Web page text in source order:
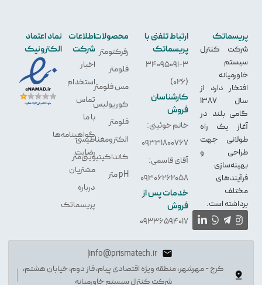
پریسماتک
شرکت کنترل
سیستم
خاورمیانه
افتخار دارد از
سال 1387
گامی بلند در
آغاز یک راه
طولانی جهت
طراحی و
بهینه‌سازی
فرآیندهای
مختلف
برداشته است.
ارتباط تلفنی با
پریسماتک
34095091-3
(026)
کارشناسان
فروش
خانم خوئینی:
09331800767
آقای قاسمی:
09306262058
خدمات پس از
فروش
09336594017
محصولات
رفرکتومتر
فلومتر
مس فلومتر
کوریولیس
فلومتر
الکترو‌مغناطیسی
کانداکیتیویتی‌متر
pH متر
اطلاعات
شرکت
اخبار
استخدام
تماس
با ما
گواهینامه‌ها
رضایت
مشتریان
درباره
پریسماتک
نماد اعتماد
الکترونیک
info@prismatech.ir
کرج - مهرشهر، منطقه ویژه اقتصادی پیام، فاز دوم، خیابان هشتم،
شرکت کنترل سیستم خاورمیانه